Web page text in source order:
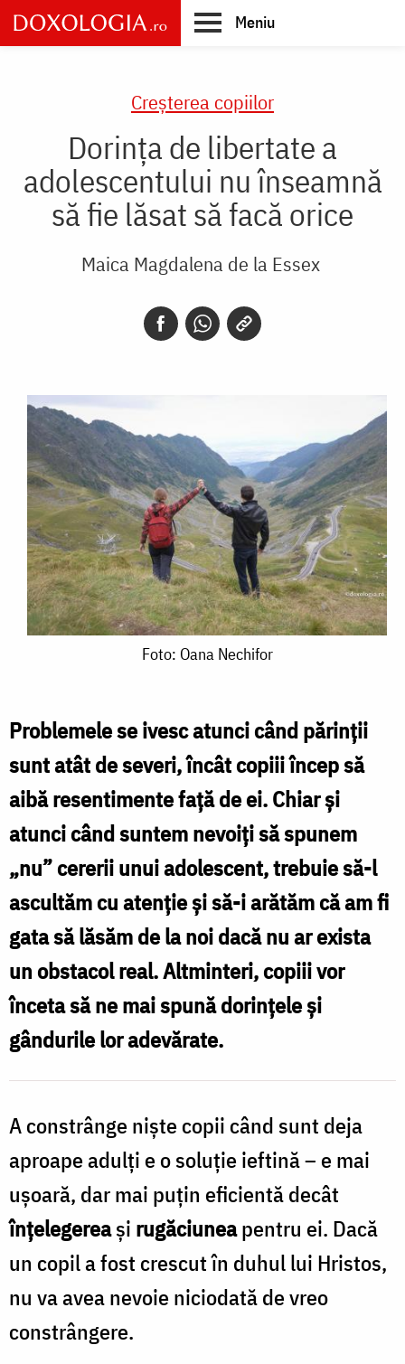
Skip
to
main
Meniu
Creşterea copiilor
Dorința de libertate a
adolescentului nu înseamnă
să fie lăsat să facă orice
Maica Magdalena de la Essex
Foto: Oana Nechifor
Problemele se ivesc atunci când părinţii
sunt atât de severi, încât copiii încep să
aibă resentimente faţă de ei. Chiar şi
atunci când suntem nevoiţi să spunem
„nu” cererii unui adolescent, trebuie să-l
ascultăm cu atenţie şi să-i arătăm că am fi
gata să lăsăm de la noi dacă nu ar exista
un obstacol real. Altminteri, copiii vor
înceta să ne mai spună dorinţele şi
gândurile lor adevărate.
A constrânge nişte copii când sunt deja
aproape adulţi e o soluţie ieftină – e mai
uşoară, dar mai puţin eficientă decât
înţelegereaşi rugăciuneapentru ei. Dacă
un copil a fost crescut în duhul lui Hristos,
nu va avea nevoie niciodată de vreo
constrângere.